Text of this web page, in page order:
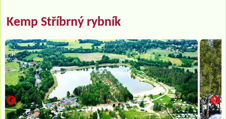
Kemp Stříbrný rybník